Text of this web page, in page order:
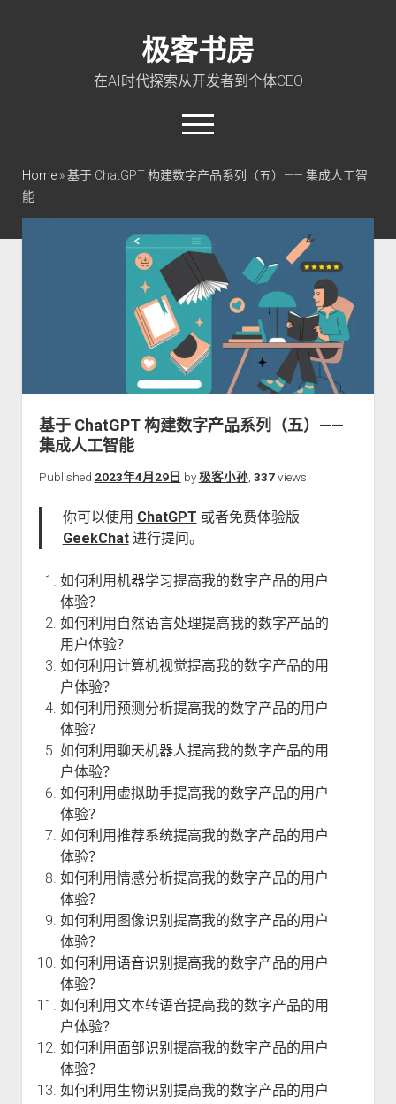
极客书房
在AI时代探索从开发者到个体CEO
open
menu
twitterlinkedinrss githubqq wechat
首页
Go 入门教程
PHP 全栈指南
玩转 ChatGPT
软件工程
成长思维
极客智坊文档
关于本站
Home»基于 ChatGPT 构建数字产品系列（五）—— 集成人工智
能
基于 ChatGPT 构建数字产品系列（五）——
集成人工智能
Published 2023年4月29日 by极客小孙, 337views
你可以使用 ChatGPT 或者免费体验版
GeekChat进行提问。
如何利用机器学习提高我的数字产品的用户
体验？
如何利用自然语言处理提高我的数字产品的
用户体验？
如何利用计算机视觉提高我的数字产品的用
户体验？
如何利用预测分析提高我的数字产品的用户
体验？
如何利用聊天机器人提高我的数字产品的用
户体验？
如何利用虚拟助手提高我的数字产品的用户
体验？
如何利用推荐系统提高我的数字产品的用户
体验？
如何利用情感分析提高我的数字产品的用户
体验？
如何利用图像识别提高我的数字产品的用户
体验？
如何利用语音识别提高我的数字产品的用户
体验？
如何利用文本转语音提高我的数字产品的用
户体验？
如何利用面部识别提高我的数字产品的用户
体验？
如何利用生物识别提高我的数字产品的用户